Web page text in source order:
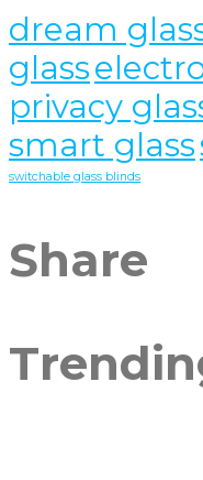
dream
glass
privacy
smart glass
switchable glass blinds
Share